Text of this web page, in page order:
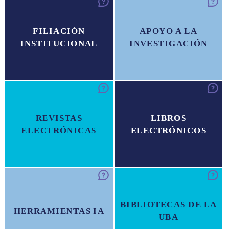
FILIACIÓN
INSTITUCIONAL
APOYO A LA
INVESTIGACIÓN
REVISTAS
ELECTRÓNICAS
LIBROS
ELECTRÓNICOS
HERRAMIENTAS IA
BIBLIOTECAS DE LA
UBA